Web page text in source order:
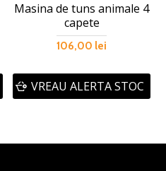
Masina de tuns animale 4
capete
106,00 lei
VREAU ALERTA STOC